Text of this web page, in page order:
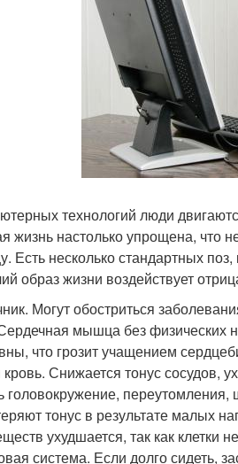
технологий люди
жизнь настолько упрощена, что
Есть несколько стандартных
образ жизни воздействует
Могут обостриться
мышца без физических
что грозит учащением
Снижается тонус сосудов,
головокружение,
тонус в результате малых
ухудшается, так как клетки
система. Если долго сидеть,